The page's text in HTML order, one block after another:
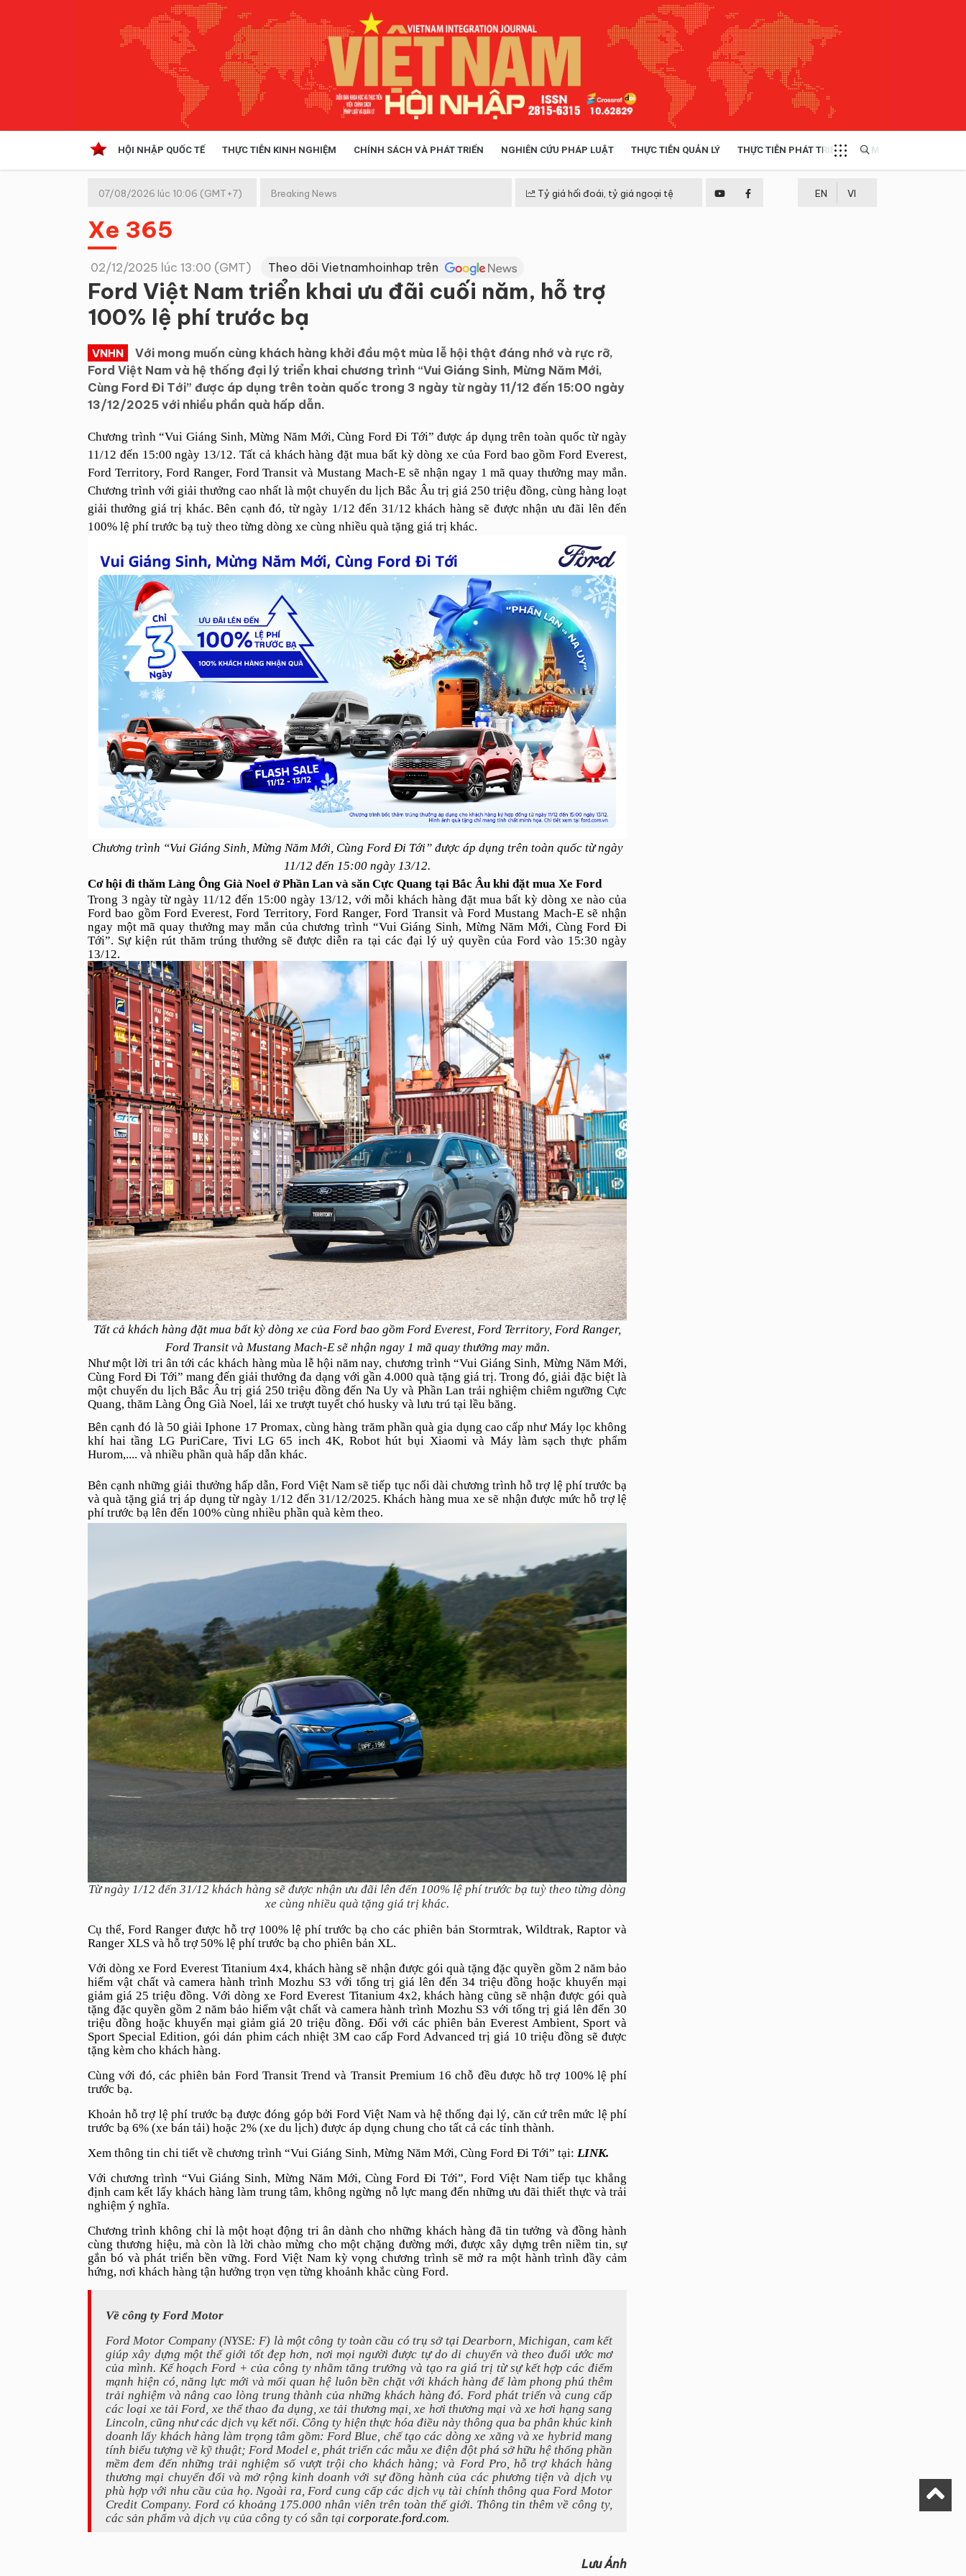
HỘI NHẬP QUỐC TẾ THỰC TIỄN KINH NGHIỆM CHÍNH SÁCH VÀ PHÁT TRIỂN NGHIÊN CỨU PHÁP LUẬT THỰC TIỄN QUẢN LÝ THỰC TIỄN PHÁT TRIỂN MULTIMEDIA
Kinh tế hội nhập
Doanh nghiệp
07/08/2026 lúc 10:06 (GMT+7) Breaking News Tỷ giá hối đoái, tỷ giá ngoại tệ EN VI
Xe 365
02/12/2025 lúc 13:00 (GMT) Theo dõi Vietnamhoinhap trên
Ford Việt Nam triển khai ưu đãi cuối năm, hỗ trợ
100% lệ phí trước bạ
VNHN
Với mong muốn cùng khách hàng khởi đầu một mùa lễ hội thật đáng nhớ và rực rỡ,
Ford Việt Nam và hệ thống đại lý triển khai chương trình “Vui Giáng Sinh, Mừng Năm Mới,
Cùng Ford Đi Tới” được áp dụng trên toàn quốc trong 3 ngày từ ngày 11/12 đến 15:00 ngày
13/12/2025 với nhiều phần quà hấp dẫn.
Chương trình “Vui Giáng Sinh, Mừng Năm Mới, Cùng Ford Đi Tới” được áp dụng trên toàn quốc từ ngày
11/12 đến 15:00 ngày 13/12. Tất cả khách hàng đặt mua bất kỳ dòng xe của Ford bao gồm Ford Everest,
Ford Territory, Ford Ranger, Ford Transit và Mustang Mach-E sẽ nhận ngay 1 mã quay thưởng may mắn.
Chương trình với giải thưởng cao nhất là một chuyến du lịch Bắc Âu trị giá 250 triệu đồng, cùng hàng loạt
giải thưởng giá trị khác. Bên cạnh đó, từ ngày 1/12 đến 31/12 khách hàng sẽ được nhận ưu đãi lên đến
100% lệ phí trước bạ tuỳ theo từng dòng xe cùng nhiều quà tặng giá trị khác.
Chương trình “Vui Giáng Sinh, Mừng Năm Mới, Cùng Ford Đi Tới” được áp dụng trên toàn quốc từ ngày
11/12 đến 15:00 ngày 13/12.
Cơ hội đi thăm Làng Ông Già Noel ở Phần Lan và săn Cực Quang tại Bắc Âu khi đặt mua Xe Ford
Trong 3 ngày từ ngày 11/12 đến 15:00 ngày 13/12, với mỗi khách hàng đặt mua bất kỳ dòng xe nào của
Ford bao gồm Ford Everest, Ford Territory, Ford Ranger, Ford Transit và Ford Mustang Mach-E sẽ nhận
ngay một mã quay thưởng may mắn của chương trình “Vui Giáng Sinh, Mừng Năm Mới, Cùng Ford Đi
Tới”. Sự kiện rút thăm trúng thưởng sẽ được diễn ra tại các đại lý uỷ quyền của Ford vào 15:30 ngày
13/12.
Tất cả khách hàng đặt mua bất kỳ dòng xe của Ford bao gồm Ford Everest, Ford Territory, Ford Ranger,
Ford Transit và Mustang Mach-E sẽ nhận ngay 1 mã quay thưởng may mắn.
Như một lời tri ân tới các khách hàng mùa lễ hội năm nay, chương trình “Vui Giáng Sinh, Mừng Năm Mới,
Cùng Ford Đi Tới” mang đến giải thưởng đa dạng với gần 4.000 quà tặng giá trị. Trong đó, giải đặc biệt là
một chuyến du lịch Bắc Âu trị giá 250 triệu đồng đến Na Uy và Phần Lan trải nghiệm chiêm ngưỡng Cực
Quang, thăm Làng Ông Già Noel, lái xe trượt tuyết chó husky và lưu trú tại lều băng.
Bên cạnh đó là 50 giải Iphone 17 Promax, cùng hàng trăm phần quà gia dụng cao cấp như Máy lọc không
khí hai tầng LG PuriCare, Tivi LG 65 inch 4K, Robot hút bụi Xiaomi và Máy làm sạch thực phẩm
Hurom,.... và nhiều phần quà hấp dẫn khác.
Bên cạnh những giải thưởng hấp dẫn, Ford Việt Nam sẽ tiếp tục nối dài chương trình hỗ trợ lệ phí trước bạ
và quà tặng giá trị áp dụng từ ngày 1/12 đến 31/12/2025. Khách hàng mua xe sẽ nhận được mức hỗ trợ lệ
phí trước bạ lên đến 100% cùng nhiều phần quà kèm theo.
Từ ngày 1/12 đến 31/12 khách hàng sẽ được nhận ưu đãi lên đến 100% lệ phí trước bạ tuỳ theo từng dòng
xe cùng nhiều quà tặng giá trị khác.
Cụ thể, Ford Ranger được hỗ trợ 100% lệ phí trước bạ cho các phiên bản Stormtrak, Wildtrak, Raptor và
Ranger XLS và hỗ trợ 50% lệ phí trước bạ cho phiên bản XL.
Với dòng xe Ford EverestTitanium4x4, khách hàng sẽ nhận được gói quà tặng đặc quyền gồm 2 năm bảo
hiểm vật chất và camera hành trình Mozhu S3 với tổng trị giá lên đến 34 triệu đồng hoặc khuyến mại
giảm giá 25 triệu đồng. Với dòng xe Ford Everest Titanium4x2, khách hàng cũng sẽ nhận được gói quà
tặng đặc quyền gồm 2 năm bảo hiểm vật chất và camera hành trình Mozhu S3 với tổng trị giá lên đến 30
triệu đồng hoặc khuyến mại giảm giá 20 triệu đồng. Đối với các phiên bản Everest Ambient, Sport và
Sport Special Edition, gói dán phim cách nhiệt 3M cao cấp Ford Advanced trị giá 10 triệu đồng sẽ được
tặng kèm cho khách hàng.
Cùng với đó, các phiên bản Ford Transit Trend và Transit Premium 16 chỗ đều được hỗ trợ 100% lệ phí
trước bạ.
Khoản hỗ trợ lệ phí trước bạ được đóng góp bởi Ford Việt Nam và hệ thống đại lý, căn cứ trên mức lệ phí
trước bạ 6% (xe bán tải) hoặc 2% (xe du lịch) được áp dụng chung cho tất cả các tỉnh thành.
Xem thông tin chi tiết về chương trình “Vui Giáng Sinh, Mừng Năm Mới, Cùng Ford Đi Tới” tại: LINK.
Với chương trình “Vui Giáng Sinh, Mừng Năm Mới, Cùng Ford Đi Tới”, Ford Việt Nam tiếp tục khẳng
định cam kết lấy khách hàng làm trung tâm, không ngừng nỗ lực mang đến những ưu đãi thiết thực và trải
nghiệm ý nghĩa.
Chương trình không chỉ là một hoạt động tri ân dành cho những khách hàng đã tin tưởng và đồng hành
cùng thương hiệu, mà còn là lời chào mừng cho một chặng đường mới, được xây dựng trên niềm tin, sự
gắn bó và phát triển bền vững. Ford Việt Nam kỳ vọng chương trình sẽ mở ra một hành trình đầy cảm
hứng, nơi khách hàng tận hưởng trọn vẹn từng khoảnh khắc cùng Ford.
Về công ty Ford Motor
Ford Motor Company (NYSE: F) là một công ty toàn cầu có trụ sở tại Dearborn, Michigan, cam kết
giúp xây dựng một thế giới tốt đẹp hơn, nơi mọi người được tự do di chuyển và theo đuổi ước mơ
của mình. Kế hoạch Ford + của công ty nhằm tăng trưởng và tạo ra giá trị từ sự kết hợp các điểm
mạnh hiện có, năng lực mới và mối quan hệ luôn bền chặt với khách hàng để làm phong phú thêm
trải nghiệm và nâng cao lòng trung thành của những khách hàng đó. Ford phát triển và cung cấp
các loại xe tải Ford, xe thể thao đa dụng, xe tải thương mại, xe hơi thương mại và xe hơi hạng sang
Lincoln, cũng như các dịch vụ kết nối. Công ty hiện thực hóa điều này thông qua ba phân khúc kinh
doanh lấy khách hàng làm trọng tâm gồm: Ford Blue, chế tạo các dòng xe xăng và xe hybrid mang
tính biểu tượng về kỹ thuật; Ford Model e, phát triển các mẫu xe điện đột phá sở hữu hệ thống phần
mềm đem đến những trải nghiệm số vượt trội cho khách hàng; và Ford Pro, hỗ trợ khách hàng
thương mại chuyển đổi và mở rộng kinh doanh với sự đồng hành của các phương tiện và dịch vụ
phù hợp với nhu cầu của họ. Ngoài ra, Ford cung cấp các dịch vụ tài chính thông qua Ford Motor
Credit Company. Ford có khoảng 175.000 nhân viên trên toàn thế giới. Thông tin thêm về công ty,
các sản phẩm và dịch vụ của công ty có sẵn tại corporate.ford.com.
Lưu Ánh